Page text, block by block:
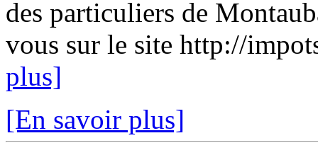
des particuliers de
vous sur le site http://
plus]
[En savoir plus]